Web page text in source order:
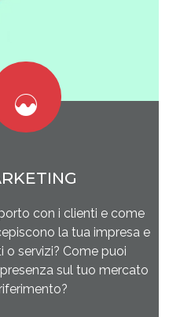
i clienti e come
la tua impresa e
Come puoi
sul tuo mercato